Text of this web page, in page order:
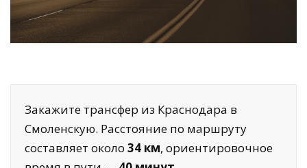
Закажите трансфер из Краснодара в
Смоленскую. Расстояние по маршруту
составляет около 34 км, ориентировочное